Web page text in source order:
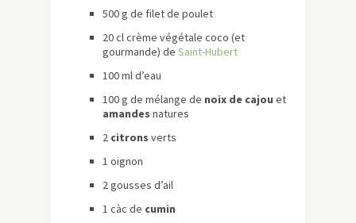
500 g de filet de poulet
20 cl crème végétale coco (et
gourmande) de Saint-Hubert
100 ml d’eau
100 g de mélange de noix de cajou et
amandes natures
2 citrons verts
1 oignon
2 gousses d’ail
1 càc de cumin